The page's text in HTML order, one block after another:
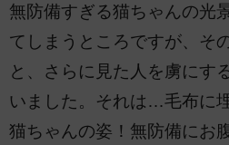
無防備すぎる猫ちゃんの光
てしまうところですが、そ
と、さらに見た人を虜にす
いました。それは…毛布に
猫ちゃんの姿！無防備にお